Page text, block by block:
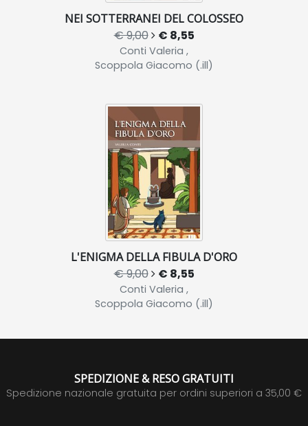
NEI SOTTERRANEI DEL COLOSSEO
€ 9,00 € 8,55
Conti Valeria ,
Scoppola Giacomo (.ill)
L'ENIGMA DELLA FIBULA D'ORO
€ 9,00 € 8,55
Conti Valeria ,
Scoppola Giacomo (.ill)
SPEDIZIONE & RESO GRATUITI
Spedizione nazionale gratuita per ordini superiori a 35,00 €